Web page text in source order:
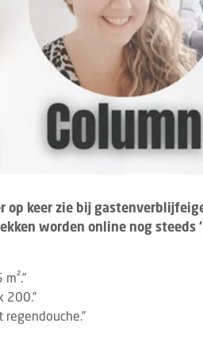
op keer zie bij
worden online nog steeds
200.”
regendouche.”